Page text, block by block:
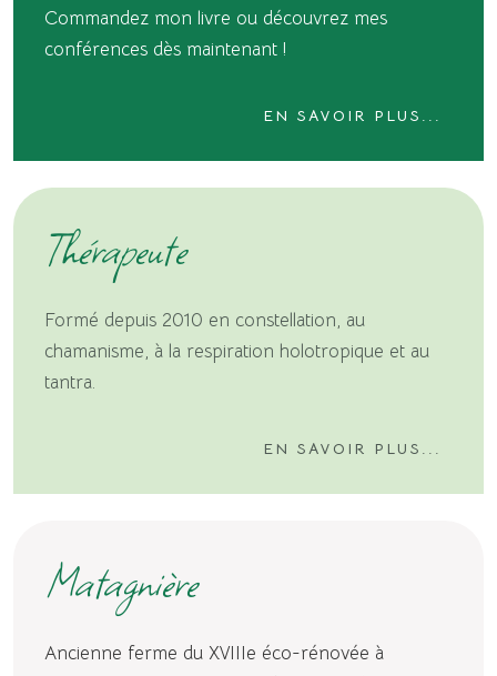
Commandez mon livre ou découvrez mes
conférences dès maintenant !
EN SAVOIR PLUS...
Thérapeute
Formé depuis 2010 en constellation, au
chamanisme, à la respiration holotropique et au
tantra.
EN SAVOIR PLUS...
Matagnière
Ancienne ferme du XVIIIe éco-rénovée à